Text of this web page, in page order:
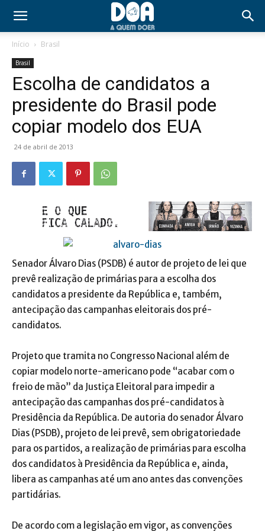
Início Brasil
Brasil
Escolha de candidatos a
presidente do Brasil pode
copiar modelo dos EUA
24 de abril de 2013
Senador Álvaro Dias (PSDB) é autor de projeto de lei que
prevê realização de primárias para a escolha dos
candidatos a presidente da República e, também,
antecipação das campanhas eleitorais dos pré-
candidatos.
Projeto que tramita no Congresso Nacional além de
copiar modelo norte-americano pode “acabar com o
freio de mão” da Justiça Eleitoral para impedir a
antecipação das campanhas dos pré-candidatos à
Presidência da República. De autoria do senador Álvaro
Dias (PSDB), projeto de lei prevê, sem obrigatoriedade
para os partidos, a realização de primárias para escolha
dos candidatos à Presidência da República e, ainda,
libera as campanhas até um ano antes das convenções
partidárias.
De acordo com a legislação em vigor, as convenções